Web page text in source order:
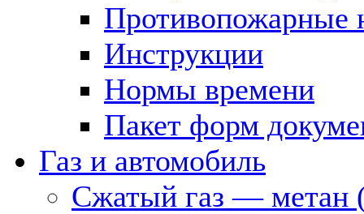
Противопожарные
Инструкции
Нормы времени
Пакет форм
Газ и автомобиль
Сжатый газ — метан